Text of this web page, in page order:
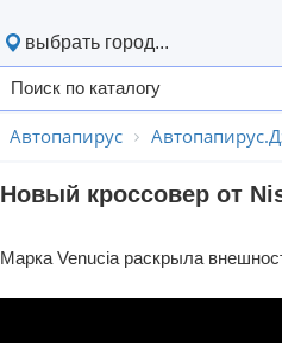
выбрать город...
Автопапирус
Новый кроссовер от
Марка Venucia раскрыла